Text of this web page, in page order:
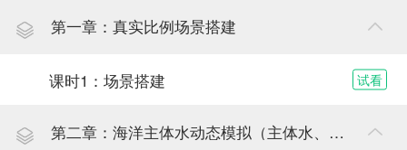
第一章：真实比例场景搭建
课时1：场景搭建 试看
第二章：海洋主体水动态模拟（主体水、溅起的水花、泡沫）